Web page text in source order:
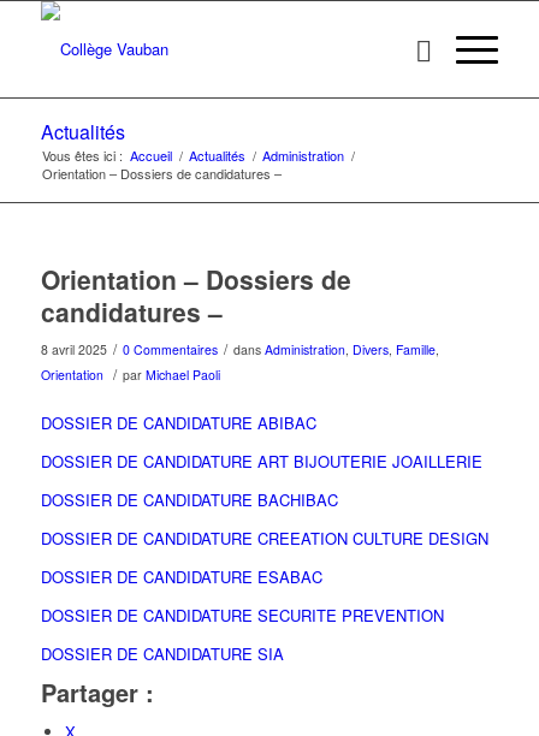
Actualités
Vous êtes ici : Accueil / Actualités / Administration /
Orientation – Dossiers de candidatures –
Orientation – Dossiers de
candidatures –
8 avril 2025 / 0 Commentaires / dans Administration, Divers, Famille,
Orientation / par Michael Paoli
DOSSIER DE CANDIDATURE ABIBAC
DOSSIER DE CANDIDATURE ART BIJOUTERIE JOAILLERIE
DOSSIER DE CANDIDATURE BACHIBAC
DOSSIER DE CANDIDATURE CREEATION CULTURE DESIGN
DOSSIER DE CANDIDATURE ESABAC
DOSSIER DE CANDIDATURE SECURITE PREVENTION
DOSSIER DE CANDIDATURE SIA
Partager :